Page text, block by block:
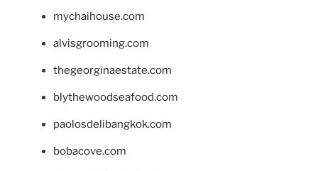
mychaihouse.com
alvisgrooming.com
thegeorginaestate.com
blythewoodseafood.com
paolosdelibangkok.com
bobacove.com